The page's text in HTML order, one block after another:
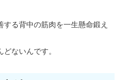
る背中の筋肉を一生懸命鍛え
ないんです。